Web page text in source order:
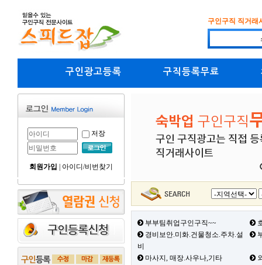
구인구직 직거래
구인광고등록 구직등록무료
저장
회원가입 아이디/비번찾기
부부팀취업구인구직~~
경비보안.미화.건물청소.주차.설
비
마사지, 매장.사우나,기타